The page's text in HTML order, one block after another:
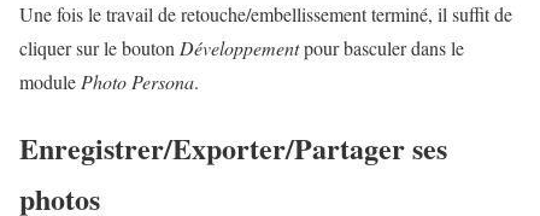
Une fois le travail de retouche/embellissement terminé, il suffit de
cliquer sur le boutonDéveloppementpour basculer dans le
modulePhoto Persona.
Enregistrer/Exporter/Partager ses
photos